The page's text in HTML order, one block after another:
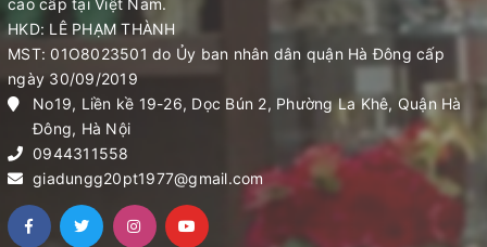
cao cấp tại Việt Nam.
HKD: LÊ PHẠM THÀNH
MST: 01O8023501 do Ủy ban nhân dân quận Hà Đông cấp
ngày 30/09/2019
No19, Liền kề 19-26, Dọc Bún 2, Phường La Khê, Quận Hà
Đông, Hà Nội
0944311558
giadungg20pt1977@gmail.com